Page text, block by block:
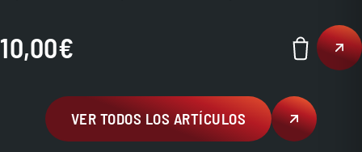
10,00€
VER TODOS LOS ARTÍCULOS